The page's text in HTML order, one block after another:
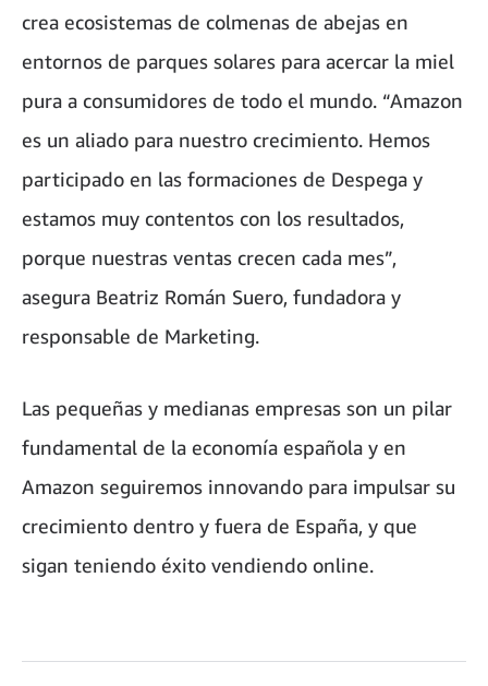
crea ecosistemas de colmenas de abejas en
entornos de parques solares para acercar la miel
pura a consumidores de todo el mundo. “Amazon
es un aliado para nuestro crecimiento. Hemos
participado en las formaciones de Despega y
estamos muy contentos con los resultados,
porque nuestras ventas crecen cada mes”,
asegura Beatriz Román Suero, fundadora y
responsable de Marketing.
Las pequeñas y medianas empresas son un pilar
fundamental de la economía española y en
Amazon seguiremos innovando para impulsar su
crecimiento dentro y fuera de España, y que
sigan teniendo éxito vendiendo online.